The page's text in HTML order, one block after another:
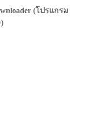
(โปรแกรม